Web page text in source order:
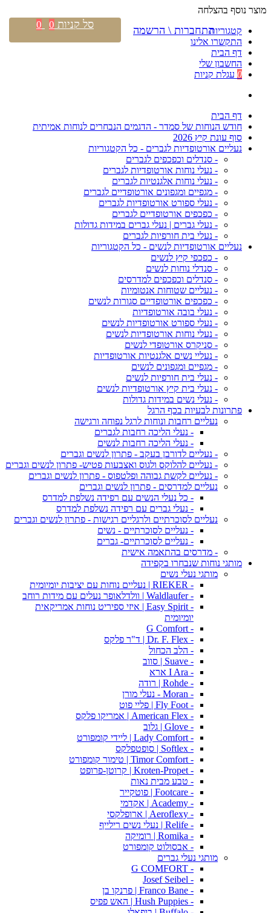
מוצר נוסף בהצלחה
קטגוריות
התקשרו אלינו
דף הבית
החשבון שלי
0 עגלת קניות
דף הבית
חודש הנוחות של סמדר - הדגמים הנבחרים לנוחות אמיתית
סוף עונת קיץ 2026
נעליים אורטופדיות לגברים - כל הקטגוריות
- סנדלים וכפכפים לגברים
- נעלי נוחות אורטופדיות לגברים
- נעלי נוחות אלגנטיות לגברים
- מגפיים ומגפונים אורטופדיים לגברים
- נעלי ספורט אורטופדיות לגברים
- כפכפים אורטופדיים לגברים
- נעלי גברים | נעלי גברים במידות גדולות
- נעלי בית חורפיות לגברים
נעליים אורטופדיות לנשים - כל הקטגוריות
- כפכפי קיץ לנשים
- סנדלי נוחות לנשים
- סנדלים וכפכפים למדרסים
- נעליים שטוחות אנטומיות
- כפכפים אורטופדיים סגורות לנשים
- נעלי בובה אורטופדיות
- נעלי ספורט אורטופדיות לנשים
- נעלי נוחות אורטופדיות לנשים
- סניקרס אורטופדי לנשים
- נעליי נשים אלגנטיות אורטופדיות
- מגפיים ומגפונים לנשים
- נעלי בית חורפיות לנשים
- נעלי בית קיץ אורטופדיות לנשים
- נעלי נשים במידות גדולות
פתרונות לבעיות בכף הרגל
נעליים רחבות ונוחות לרגל נפוחה ורגישה
- נעלי הליכה רחבות לגברים
- נעלי הליכה רחבות לנשים
- נעליים לדורבן בעקב - פתרון לנשים וגברים
- נעליים להלוקס ולגוס ואצבעות פטיש- פתרון לנשים וגברים
- נעליים לקשת גבוהה ופלטפוס - פתרון לנשים וגברים
נעליים למדרסים - פתרון לנשים וגברים
- כל נעלי הנשים עם רפידה נשלפת למדרס
- נעלי גברים עם רפידה נשלפת למדרס
נעליים לסוכרתיים ולרגליים רגישות - פתרון לנשים וגברים
- נעליים לסוכרתיים - נשים
- נעליים לסוכרתיים- גברים
- מדרסים בהתאמה אישית
מותגי נוחות שנבחרו בקפידה
מותגי נעלי נשים
- RIEKER | נעליים נוחות עם יציבות יומיומית
- Waldlaufer | וולדלאופר נעלים עם מידות רוחב
- Easy Spirit | איזי ספיריט נוחות אמריקאית
יומיומית
- G Comfort
- Dr. F. Flex | ד"ר פלקס
- הלב הכחול
- Suave | סווב
- I Ara ארא
- Rohde | רודה
- Moran - נעלי מורן
- Fly Foot | פליי פוט
- American Flex | אמריקו פלקס
- Glove | גלוב
- Lady Comfort | ליידי קומפורט
- Softlex | סופטפלקס
- Timor Comfort | טימור קומפורט
- Kroten-Propet | קרוטן-פרופט
- טבע מבית נאות
- Footcare | פוטקייר
- Academy | אקדמי
- Aeroflexy | ארופלקסי
- Relife | נעלי נשים רילייף
- Romika | רומיקה
- אבסולוט קומפורט
מותגי נעלי גברים
- G COMFORT
- Josef Seibel
- Franco Bane | פרנקו בן
- Hush Puppies | האש פפיס
התחברות \ הרשמה סל קניות 0
0